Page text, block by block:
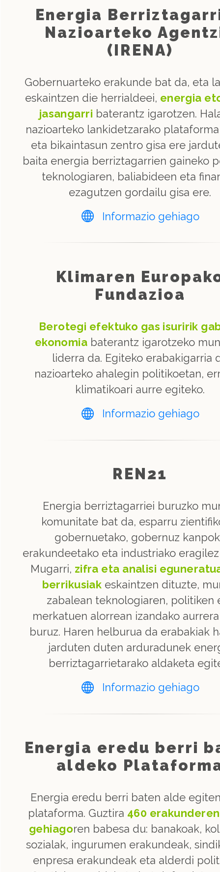
Energia
Nazioarteko
(IRENA)
Gobernuarteko erakunde bat da, eta
eskaintzen die herrialdeei, energia
jasangarri baterantz igarotzen.
nazioarteko lankidetzarako
eta bikaintasun zentro gisa ere
baita energia berriztagarrien gaineko
teknologiaren, baliabideen eta
ezagutzen gordailu gisa ere.
Informazio gehiago
Klimaren
Fundazioa
Berotegi efektuko gas isuririk
ekonomia baterantz igarotzeko
liderra da. Egiteko erabakigarria
nazioarteko ahalegin politikoetan,
klimatikoari aurre egiteko.
Informazio gehiago
REN21
Energia berriztagarriei buruzko
komunitate bat da, esparru
gobernuetako, gobernuz
erakundeetako eta industriako
Mugarri, zifra eta analisi
berrikusiak eskaintzen dituzte,
zabalean teknologiaren, politiken
merkatuen alorrean izandako
buruz. Haren helburua da erabakiak
jarduten duten arduradunek
berriztagarrietarako aldaketa
Informazio gehiago
Energia eredu berri
aldeko
Energia eredu berri baten alde
plataforma. Guztira 460
gehiagoren babesa du: banakoak,
sozialak, ingurumen erakundeak,
enpresa erakundeak eta alderdi